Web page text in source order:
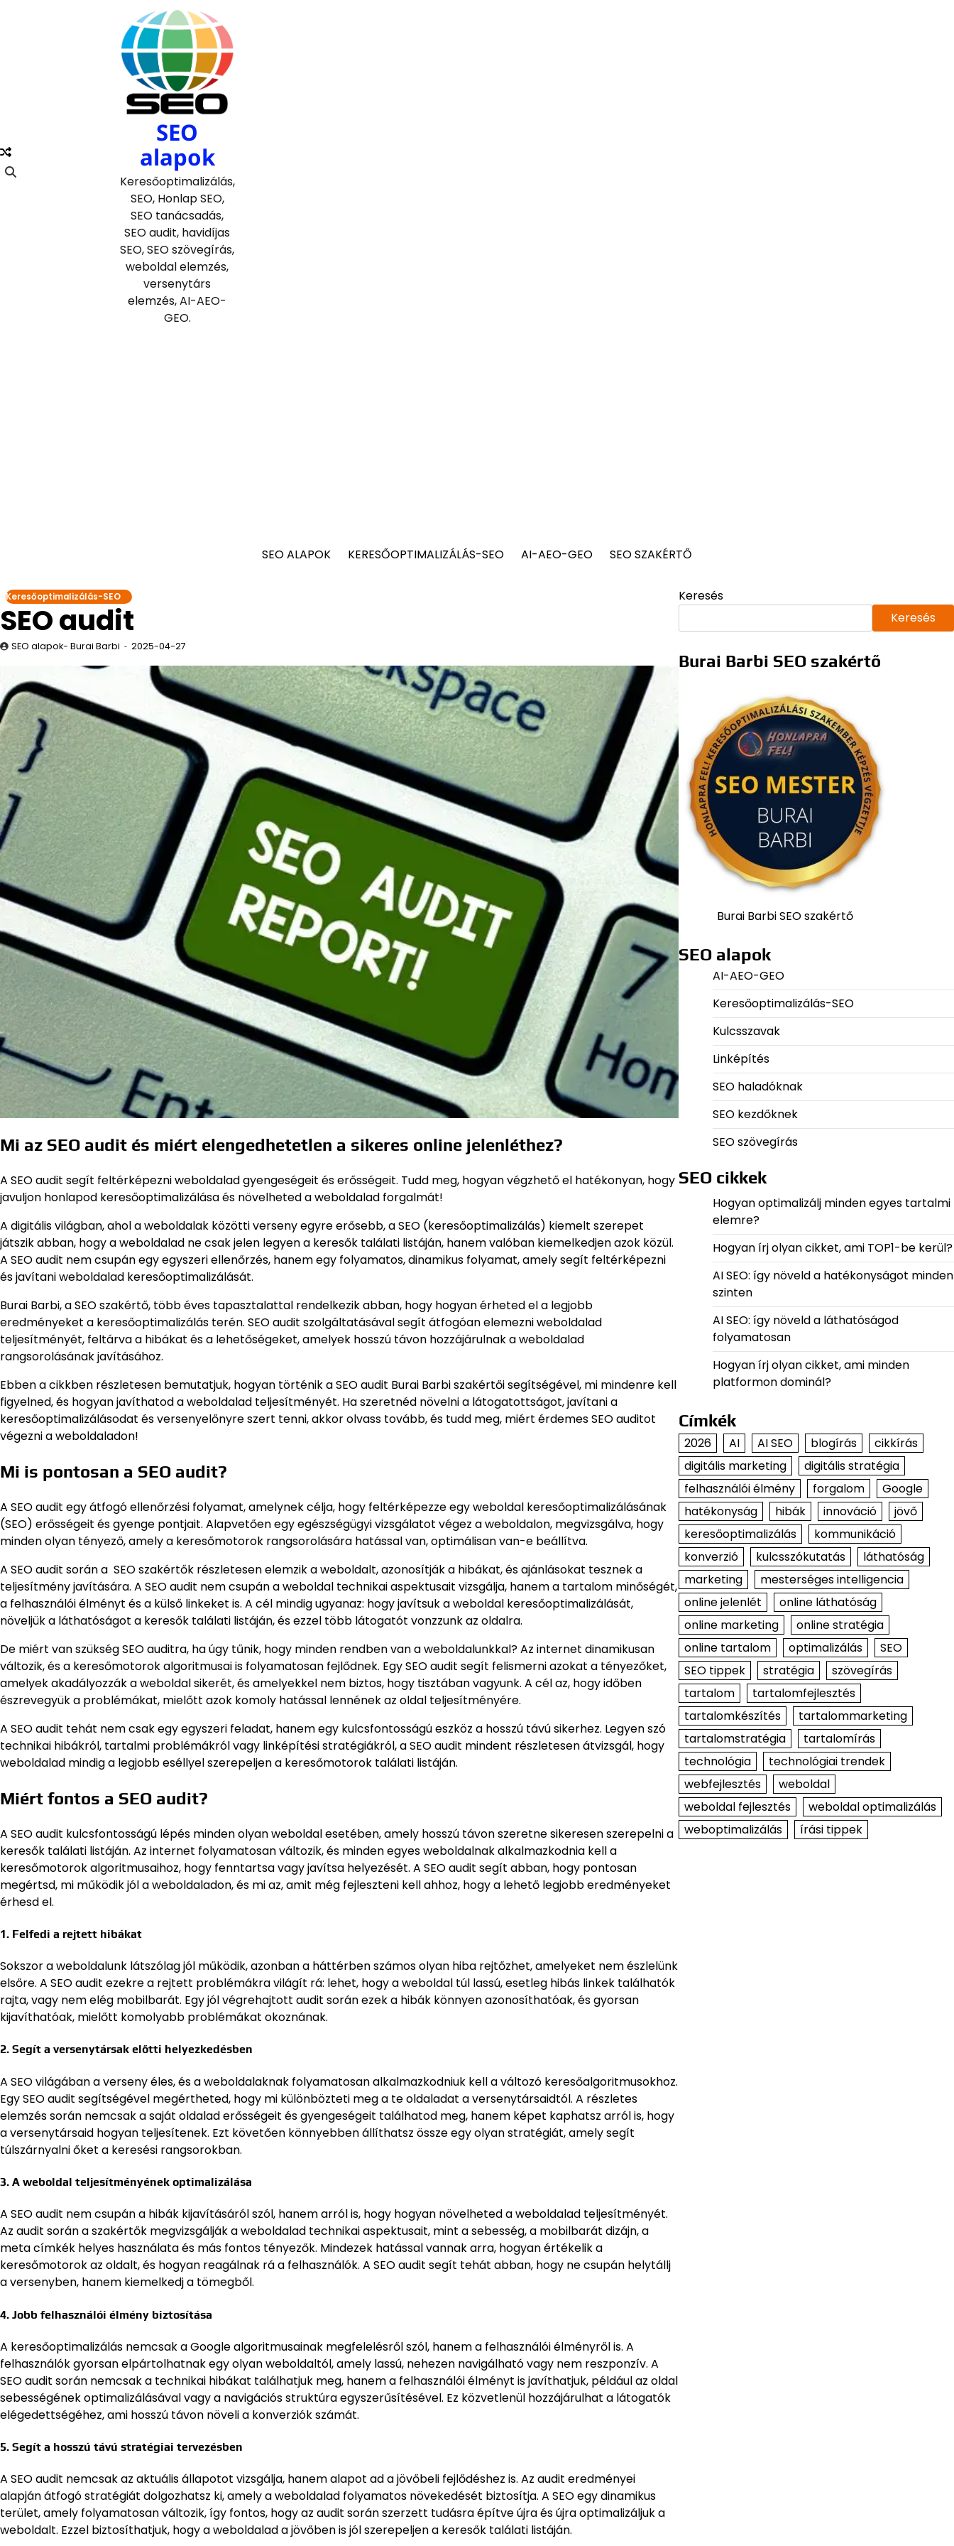
SEO
alapok
Keresőoptimalizálás,
SEO, Honlap SEO,
SEO tanácsadás,
SEO audit, havidíjas
SEO, SEO szövegírás,
weboldal elemzés,
versenytárs
elemzés, AI-AEO-
GEO.
SEO ALAPOK KERESŐOPTIMALIZÁLÁS-SEO AI-AEO-GEO SEO SZAKÉRTŐ
Keresőoptimalizálás-SEO
SEO audit
SEO alapok- Burai Barbi 2025-04-27
Mi az SEO audit és miért elengedhetetlen a sikeres online jelenléthez?
A SEO audit segít feltérképezni weboldalad gyengeségeit és erősségeit. Tudd meg, hogyan végzhető el hatékonyan, hogy
javuljon honlapod keresőoptimalizálása és növelheted a weboldalad forgalmát!
A digitális világban, ahol a weboldalak közötti verseny egyre erősebb, a SEO (keresőoptimalizálás) kiemelt szerepet
játszik abban, hogy a weboldalad ne csak jelen legyen a keresők találati listáján, hanem valóban kiemelkedjen azok közül.
A SEO audit nem csupán egy egyszeri ellenőrzés, hanem egy folyamatos, dinamikus folyamat, amely segít feltérképezni
és javítani weboldalad keresőoptimalizálását.
Burai Barbi, a SEO szakértő, több éves tapasztalattal rendelkezik abban, hogy hogyan érheted el a legjobb
eredményeket a keresőoptimalizálás terén. SEO audit szolgáltatásával segít átfogóan elemezni weboldalad
teljesítményét, feltárva a hibákat és a lehetőségeket, amelyek hosszú távon hozzájárulnak a weboldalad
rangsorolásának javításához.
Ebben a cikkben részletesen bemutatjuk, hogyan történik a SEO audit Burai Barbi szakértői segítségével, mi mindenre kell
figyelned, és hogyan javíthatod a weboldalad teljesítményét. Ha szeretnéd növelni a látogatottságot, javítani a
keresőoptimalizálásodat és versenyelőnyre szert tenni, akkor olvass tovább, és tudd meg, miért érdemes SEO auditot
végezni a weboldaladon!
Mi is pontosan a SEO audit?
A SEO audit egy átfogó ellenőrzési folyamat, amelynek célja, hogy feltérképezze egy weboldal keresőoptimalizálásának
(SEO) erősségeit és gyenge pontjait. Alapvetően egy egészségügyi vizsgálatot végez a weboldalon, megvizsgálva, hogy
minden olyan tényező, amely a keresőmotorok rangsorolására hatással van, optimálisan van-e beállítva.
A SEO audit során a SEO szakértők részletesen elemzik a weboldalt, azonosítják a hibákat, és ajánlásokat tesznek a
teljesítmény javítására. A SEO audit nem csupán a weboldal technikai aspektusait vizsgálja, hanem a tartalom minőségét,
a felhasználói élményt és a külső linkeket is. A cél mindig ugyanaz: hogy javítsuk a weboldal keresőoptimalizálását,
növeljük a láthatóságot a keresők találati listáján, és ezzel több látogatót vonzzunk az oldalra.
De miért van szükség SEO auditra, ha úgy tűnik, hogy minden rendben van a weboldalunkkal? Az internet dinamikusan
változik, és a keresőmotorok algoritmusai is folyamatosan fejlődnek. Egy SEO audit segít felismerni azokat a tényezőket,
amelyek akadályozzák a weboldal sikerét, és amelyekkel nem biztos, hogy tisztában vagyunk. A cél az, hogy időben
észrevegyük a problémákat, mielőtt azok komoly hatással lennének az oldal teljesítményére.
A SEO audit tehát nem csak egy egyszeri feladat, hanem egy kulcsfontosságú eszköz a hosszú távú sikerhez. Legyen szó
technikai hibákról, tartalmi problémákról vagy linképítési stratégiákról, a SEO audit mindent részletesen átvizsgál, hogy
weboldalad mindig a legjobb eséllyel szerepeljen a keresőmotorok találati listáján.
Miért fontos a SEO audit?
A SEO audit kulcsfontosságú lépés minden olyan weboldal esetében, amely hosszú távon szeretne sikeresen szerepelni a
keresők találati listáján. Az internet folyamatosan változik, és minden egyes weboldalnak alkalmazkodnia kell a
keresőmotorok algoritmusaihoz, hogy fenntartsa vagy javítsa helyezését. A SEO audit segít abban, hogy pontosan
megértsd, mi működik jól a weboldaladon, és mi az, amit még fejleszteni kell ahhoz, hogy a lehető legjobb eredményeket
érhesd el.
1. Felfedi a rejtett hibákat
Sokszor a weboldalunk látszólag jól működik, azonban a háttérben számos olyan hiba rejtőzhet, amelyeket nem észlelünk
elsőre. A SEO audit ezekre a rejtett problémákra világít rá: lehet, hogy a weboldal túl lassú, esetleg hibás linkek találhatók
rajta, vagy nem elég mobilbarát. Egy jól végrehajtott audit során ezek a hibák könnyen azonosíthatóak, és gyorsan
kijavíthatóak, mielőtt komolyabb problémákat okoznának.
2. Segít a versenytársak előtti helyezkedésben
A SEO világában a verseny éles, és a weboldalaknak folyamatosan alkalmazkodniuk kell a változó keresőalgoritmusokhoz.
Egy SEO audit segítségével megértheted, hogy mi különbözteti meg a te oldaladat a versenytársaidtól. A részletes
elemzés során nemcsak a saját oldalad erősségeit és gyengeségeit találhatod meg, hanem képet kaphatsz arról is, hogy
a versenytársaid hogyan teljesítenek. Ezt követően könnyebben állíthatsz össze egy olyan stratégiát, amely segít
túlszárnyalni őket a keresési rangsorokban.
3. A weboldal teljesítményének optimalizálása
A SEO audit nem csupán a hibák kijavításáról szól, hanem arról is, hogy hogyan növelheted a weboldalad teljesítményét.
Az audit során a szakértők megvizsgálják a weboldalad technikai aspektusait, mint a sebesség, a mobilbarát dizájn, a
meta címkék helyes használata és más fontos tényezők. Mindezek hatással vannak arra, hogyan értékelik a
keresőmotorok az oldalt, és hogyan reagálnak rá a felhasználók. A SEO audit segít tehát abban, hogy ne csupán helytállj
a versenyben, hanem kiemelkedj a tömegből.
4. Jobb felhasználói élmény biztosítása
A keresőoptimalizálás nemcsak a Google algoritmusainak megfelelésről szól, hanem a felhasználói élményről is. A
felhasználók gyorsan elpártolhatnak egy olyan weboldaltól, amely lassú, nehezen navigálható vagy nem reszponzív. A
SEO audit során nemcsak a technikai hibákat találhatjuk meg, hanem a felhasználói élményt is javíthatjuk, például az oldal
sebességének optimalizálásával vagy a navigációs struktúra egyszerűsítésével. Ez közvetlenül hozzájárulhat a látogatók
elégedettségéhez, ami hosszú távon növeli a konverziók számát.
5. Segít a hosszú távú stratégiai tervezésben
A SEO audit nemcsak az aktuális állapotot vizsgálja, hanem alapot ad a jövőbeli fejlődéshez is. Az audit eredményei
alapján átfogó stratégiát dolgozhatsz ki, amely a weboldalad folyamatos növekedését biztosítja. A SEO egy dinamikus
terület, amely folyamatosan változik, így fontos, hogy az audit során szerzett tudásra építve újra és újra optimalizáljuk a
weboldalt. Ezzel biztosíthatjuk, hogy a weboldalad a jövőben is jól szerepeljen a keresők találati listáján.
Keresés
Keresés
Burai Barbi SEO szakértő
Burai Barbi SEO szakértő
SEO alapok
AI-AEO-GEO
Keresőoptimalizálás-SEO
Kulcsszavak
Linképítés
SEO haladóknak
SEO kezdőknek
SEO szövegírás
SEO cikkek
Hogyan optimalizálj minden egyes tartalmi
elemre?
Hogyan írj olyan cikket, ami TOP1-be kerül?
AI SEO: így növeld a hatékonyságot minden
szinten
AI SEO: így növeld a láthatóságod
folyamatosan
Hogyan írj olyan cikket, ami minden
platformon dominál?
Címkék
2026 AI AI SEO blogírás
cikkírás
digitális marketing
digitális stratégia
felhasználói élmény
forgalom
Google
hatékonyság
hibák innováció
jövő
keresőoptimalizálás
kommunikáció
konverzió
kulcsszókutatás
láthatóság
marketing
mesterséges intelligencia
online jelenlét
online láthatóság
online marketing
online stratégia
online tartalom
optimalizálás
SEO
SEO tippek
stratégia
szövegírás
tartalom
tartalomfejlesztés
tartalomkészítés
tartalommarketing
tartalomstratégia
tartalomírás
technológia
technológiai trendek
webfejlesztés
weboldal
weboldal fejlesztés
weboldal optimalizálás
weboptimalizálás
írási tippek